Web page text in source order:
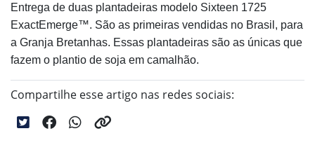
Entrega de duas plantadeiras modelo Sixteen 1725
ExactEmerge™. São as primeiras vendidas no Brasil, para
a Granja Bretanhas. Essas plantadeiras são as únicas que
fazem o plantio de soja em camalhão.
Compartilhe esse artigo nas redes sociais: